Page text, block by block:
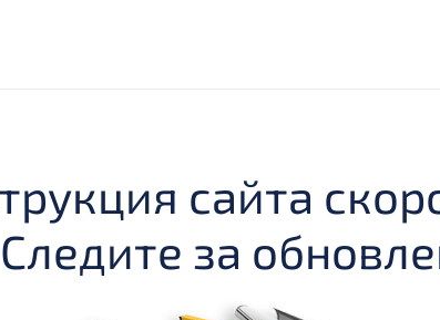
сайта
Следите за